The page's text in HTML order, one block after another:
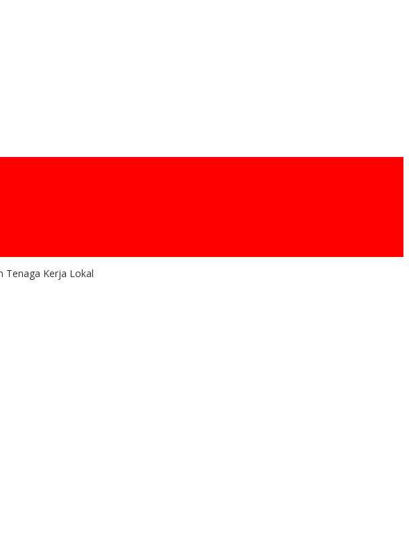
Tenaga Kerja Lokal